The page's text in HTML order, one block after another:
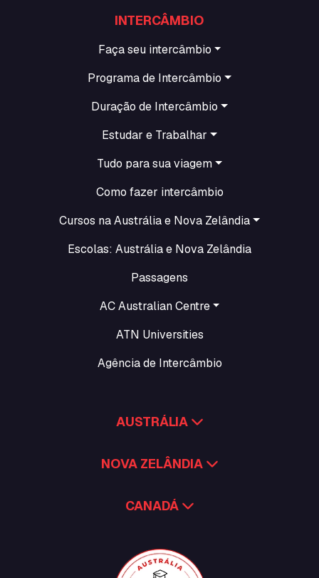
INTERCÂMBIO
Faça seu intercâmbio
Programa de Intercâmbio
Duração de Intercâmbio
Estudar e Trabalhar
Tudo para sua viagem
Como fazer intercâmbio
Cursos na Austrália e Nova Zelândia
Escolas: Austrália e Nova Zelândia
Passagens
AC Australian Centre
ATN Universities
Agência de Intercâmbio
AUSTRÁLIA
NOVA ZELÂNDIA
CANADÁ